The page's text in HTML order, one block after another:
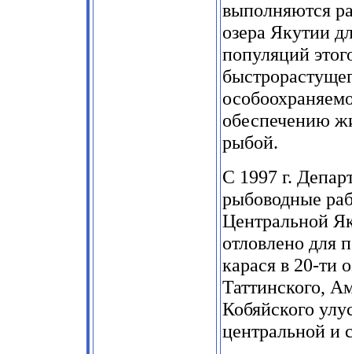
выполняются
озера Якутии
популяций
обеспечению
рыбой.
С 1997 г.
рыбоводные
Центральной
отловлено для
карася в 20-ти
Таттинского,
Кобяйского
центральной и